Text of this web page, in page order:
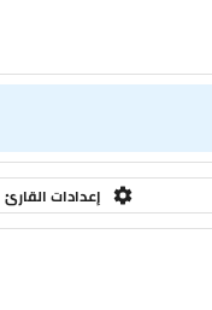
إعدادات القارئ